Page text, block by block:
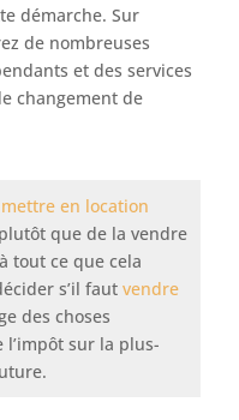
démarche. Sur
de nombreuses
et des services
changement de
mettre en location
que de la vendre
tout ce que cela
s’il fautvendre
des choses
sur la plus-